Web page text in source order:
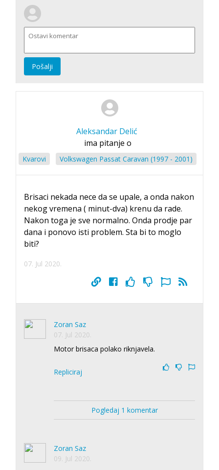
Pošalji
Aleksandar Delić
ima pitanje o
Kvarovi Volkswagen Passat Caravan (1997 - 2001)
Brisaci nekada nece da se upale, a onda nakon
nekog vremena ( minut-dva) krenu da rade.
Nakon toga je sve normalno. Onda prodje par
dana i ponovo isti problem. Sta bi to moglo
biti?
07. Jul 2020.
Zoran Saz
07. Jul 2020.
Motor brisaca polako riknjavela.
Repliciraj
Pogledaj 1 komentar
Zoran Saz
09. Jul 2020.